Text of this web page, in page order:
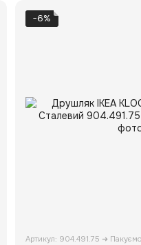
−6%
Артикул: 904.491.75 ➜